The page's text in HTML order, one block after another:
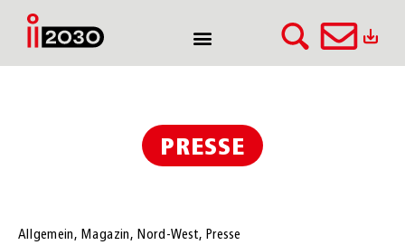
PRESSE
Allgemein, Magazin, Nord-West, Presse